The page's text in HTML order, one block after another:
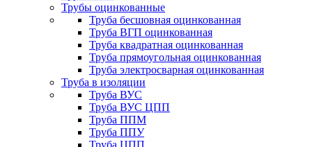
Трубы оцинкованные
Труба бесшовная оцинкованная
Труба ВГП оцинкованная
Труба квадратная оцинкованная
Труба прямоугольная оцинкованная
Труба электросварная оцинкованная
Труба в изоляции
Труба ВУС
Труба ВУС ЦПП
Труба ППМ
Труба ППУ
Труба ЦПП